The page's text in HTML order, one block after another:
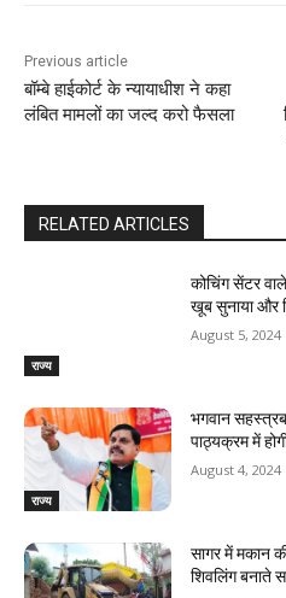
Previous article
बॉम्बे हाईकोर्ट के न्यायाधीश ने कहा
लंबित मामलों का जल्द करो फैसला
RELATED ARTICLES
राज्य
कोचिंग सेंटर
खूब सुनाया और
August 5, 2024
राज्य
भगवान
पाठ्यक्रम में
August 4, 2024
सागर में मकान
शिवलिंग बनाते